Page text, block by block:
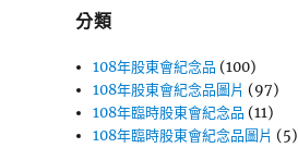
分類
108年股東會紀念品 (100)
108年股東會紀念品圖片 (97)
108年臨時股東會紀念品 (11)
108年臨時股東會紀念品圖片 (5)